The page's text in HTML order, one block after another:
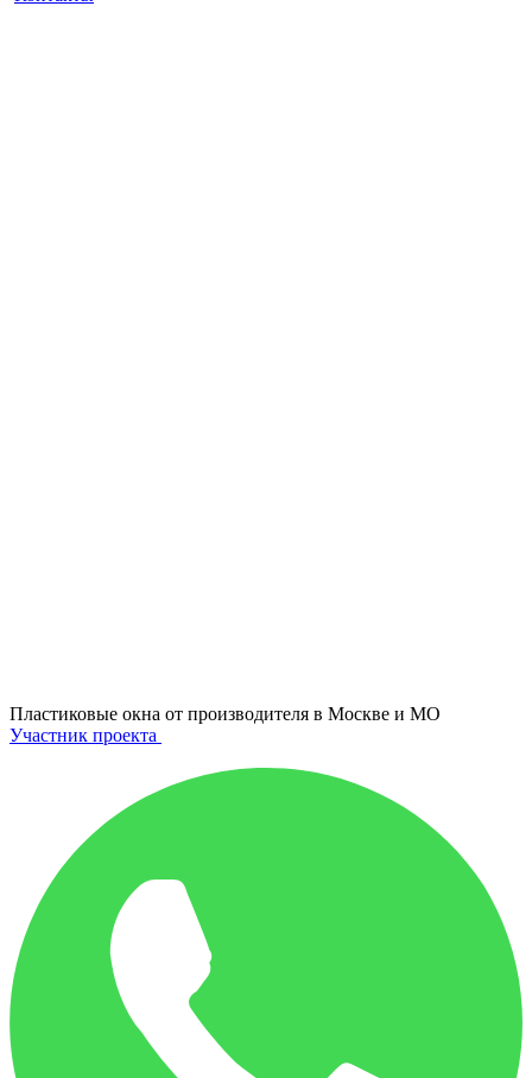
Пластиковые окна от производителя в Москве и МО
Участник проекта